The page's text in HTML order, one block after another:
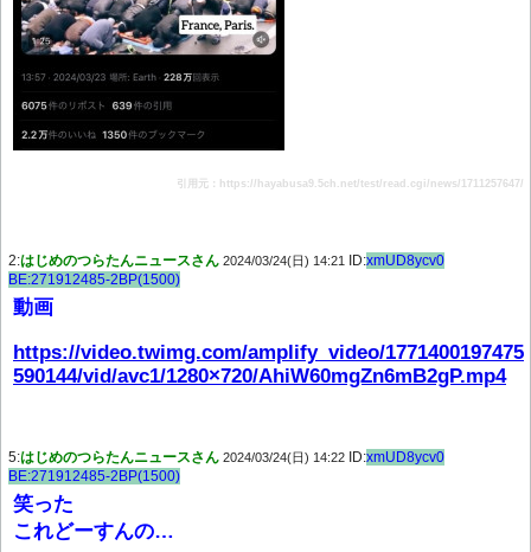
引用元：https://hayabusa9.5ch.net/test/read.cgi/news/1711257647/
2:はじめのつらたんニュースさん 2024/03/24(日) 14:21 ID:xmUD8ycv0
BE:271912485-2BP(1500)
動画
https://video.twimg.com/amplify_video/1771400197475
590144/vid/avc1/1280×720/AhiW60mgZn6mB2gP.mp4
5:はじめのつらたんニュースさん 2024/03/24(日) 14:22 ID:xmUD8ycv0
BE:271912485-2BP(1500)
笑った
これどーすんの…